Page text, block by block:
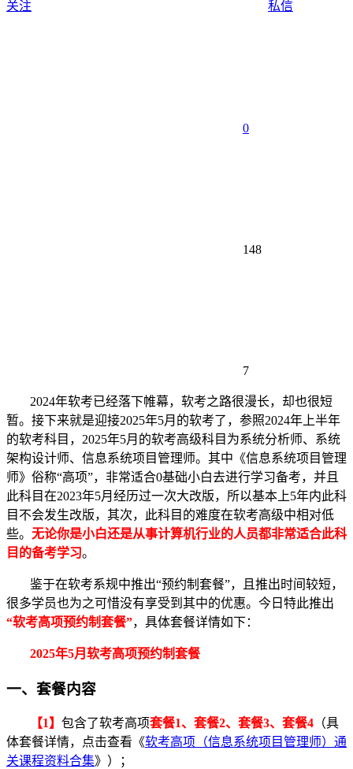
关注 私信
0
148
7
2024年软考已经落下帷幕，软考之路很漫长，却也很短
暂。接下来就是迎接2025年5月的软考了，参照2024年上半年
的软考科目，2025年5月的软考高级科目为系统分析师、系统
架构设计师、信息系统项目管理师。其中《信息系统项目管理
师》俗称“高项”，非常适合0基础小白去进行学习备考，并且
此科目在2023年5月经历过一次大改版，所以基本上5年内此科
目不会发生改版，其次，此科目的难度在软考高级中相对低
些。 无论你是小白还是从事计算机行业的人员都非常适合此科
目的备考学习。
鉴于在软考系规中推出“预约制套餐”，且推出时间较短，
很多学员也为之可惜没有享受到其中的优惠。今日特此推出
“软考高项预约制套餐”，具体套餐详情如下：
2025年5月软考高项预约制套餐
一、套餐内容
【1】 包含了软考高项套餐1、套餐2、套餐3、套餐4 （具
体套餐详情，点击查看《软考高项（信息系统项目管理师）通
关课程资料合集》）；